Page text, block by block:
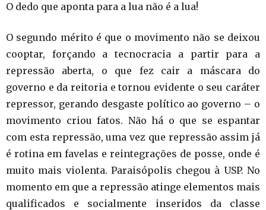
O dedo que aponta para a lua não é a lua!
O segundo mérito é que o movimento não se deixou
cooptar, forçando a tecnocracia a partir para a
repressão aberta, o que fez cair a máscara do
governo e da reitoria e tornou evidente o seu caráter
repressor, gerando desgaste político ao governo – o
movimento criou fatos. Não há o que se espantar
com esta repressão, uma vez que repressão assim já
é rotina em favelas e reintegrações de posse, onde é
muito mais violenta. Paraisópolis chegou à USP. No
momento em que a repressão atinge elementos mais
qualificados e socialmente inseridos da classe